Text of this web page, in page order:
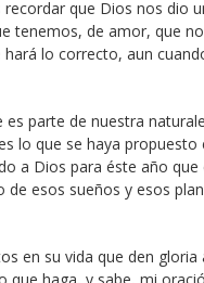
que Dios nos dio
tenemos, de amor, que
lo correcto, aun
parte de nuestra
lo que se haya
a Dios para éste año
esos sueños y esos
en su vida que den